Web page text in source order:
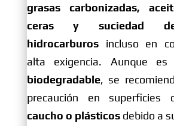
grasas carbonizadas,
ceras y suciedad
hidrocarburosincluso en
alta exigencia. Aunque es
biodegradable, se
precaución en
caucho o plásticosdebido a